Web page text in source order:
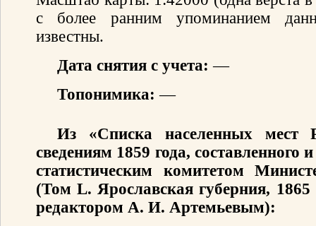
с более ранним упоминанием
известны.
Дата снятия с учета: —
Топонимика: —
Из «Списка населенных мест
сведениям 1859 года,
статистическим комитетом
(Том L. Ярославская губерния,
редактором А. И. Артемьевым):